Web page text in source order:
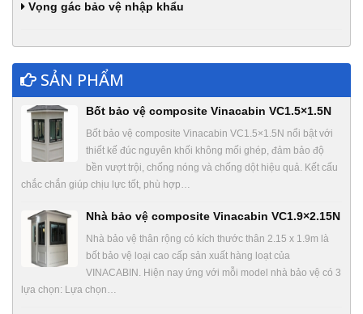
Vọng gác bảo vệ nhập khẩu
SẢN PHẨM
Bốt bảo vệ composite Vinacabin VC1.5×1.5N
Bốt bảo vệ composite Vinacabin VC1.5×1.5N nổi bật với
thiết kế đúc nguyên khối không mối ghép, đảm bảo độ
bền vượt trội, chống nóng và chống dột hiệu quả. Kết cấu
chắc chắn giúp chịu lực tốt, phù hợp…
Nhà bảo vệ composite Vinacabin VC1.9×2.15N
Nhà bảo vệ thân rộng có kích thước thân 2.15 x 1.9m là
bốt bảo vệ loại cao cấp sản xuất hàng loạt của
VINACABIN. Hiện nay ứng với mỗi model nhà bảo vệ có 3
lựa chọn: Lựa chọn…